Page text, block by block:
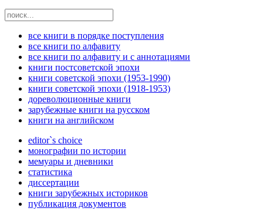
все книги в порядке поступления
все книги по алфавиту
все книги по алфавиту и с аннотациями
книги постсоветской эпохи
книги советской эпохи (1953-1990)
книги советской эпохи (1918-1953)
дореволюционные книги
зарубежные книги на русском
книги на английском
editor`s choice
монографии по истории
мемуары и дневники
статистика
диссертации
книги зарубежных историков
публикация документов